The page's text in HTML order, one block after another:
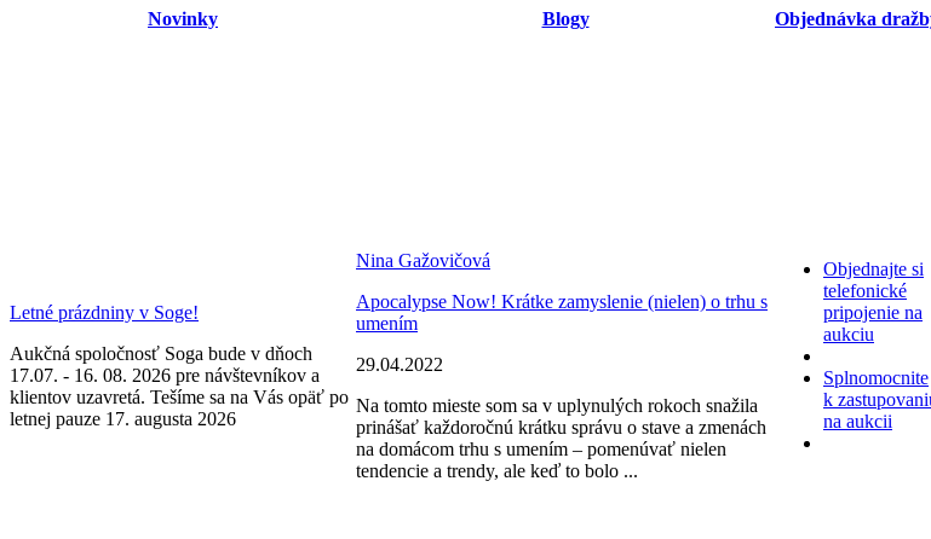
Novinky Blogy Objednávka
Letné prázdniny v Soge!
Aukčná spoločnosť Soga bude v dňoch
17.07. - 16. 08. 2026 pre návštevníkov a
klientov uzavretá. Tešíme sa na Vás opäť po
letnej pauze 17. augusta 2026
Nina Gažovičová
Apocalypse Now! Krátke zamyslenie (nielen) o trhu s
umením
29.04.2022
Na tomto mieste som sa v uplynulých rokoch snažila
prinášať každoročnú krátku správu o stave a zmenách
na domácom trhu s umením – pomenúvať nielen
tendencie a trendy, ale keď to bolo ...
Objednajte si
telefonické
pripojenie na
aukciu
Splnomocnite
k
na aukcii